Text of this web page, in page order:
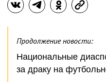
Продолжение новости:
Национальные
за драку на